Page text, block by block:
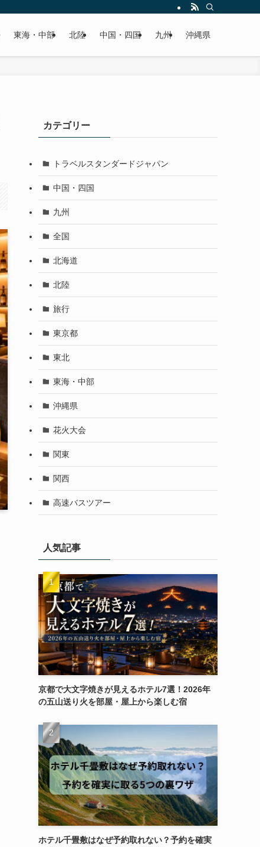
東海・中部 北陸 中国・四国 九州 沖縄県
カテゴリー
トラベルスタンダードジャパン
中国・四国
九州
全国
北海道
北陸
旅行
東京都
東北
東海・中部
沖縄県
花火大会
関東
関西
高速バスツアー
人気記事
京都で大文字焼きが見えるホテル7選！2026年
の五山送り火を部屋・屋上から楽しむ宿
ホテル千畳敷はなぜ予約取れない？予約を確実